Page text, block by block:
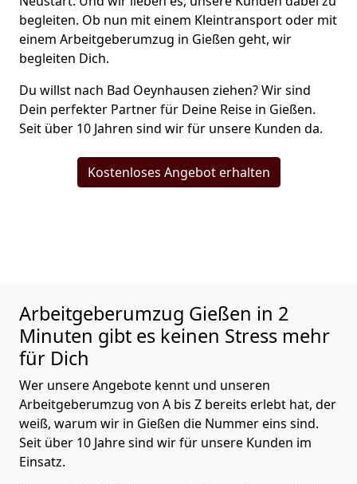
begleiten. Ob nun mit einem Kleintransport oder mit
einem Arbeitgeberumzug in Gießen geht, wir
begleiten Dich.
Du willst nach Bad Oeynhausen ziehen? Wir sind
Dein perfekter Partner für Deine Reise in Gießen.
Seit über 10 Jahren sind wir für unsere Kunden da.
Kostenloses Angebot erhalten
Arbeitgeberumzug Gießen in 2
Minuten gibt es keinen Stress mehr
für Dich
Wer unsere Angebote kennt und unseren
Arbeitgeberumzug von A bis Z bereits erlebt hat, der
weiß, warum wir in Gießen die Nummer eins sind.
Seit über 10 Jahre sind wir für unsere Kunden im
Einsatz.